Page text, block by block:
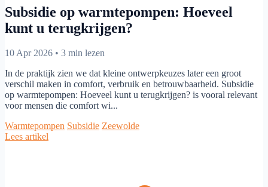
Subsidie op warmtepompen: Hoeveel
kunt u terugkrijgen?
10 Apr 2026 • 3 min lezen
In de praktijk zien we dat kleine ontwerpkeuzes later een groot
verschil maken in comfort, verbruik en betrouwbaarheid. Subsidie
op warmtepompen: Hoeveel kunt u terugkrijgen? is vooral relevant
voor mensen die comfort wi...
Warmtepompen Subsidie Zeewolde
Lees artikel